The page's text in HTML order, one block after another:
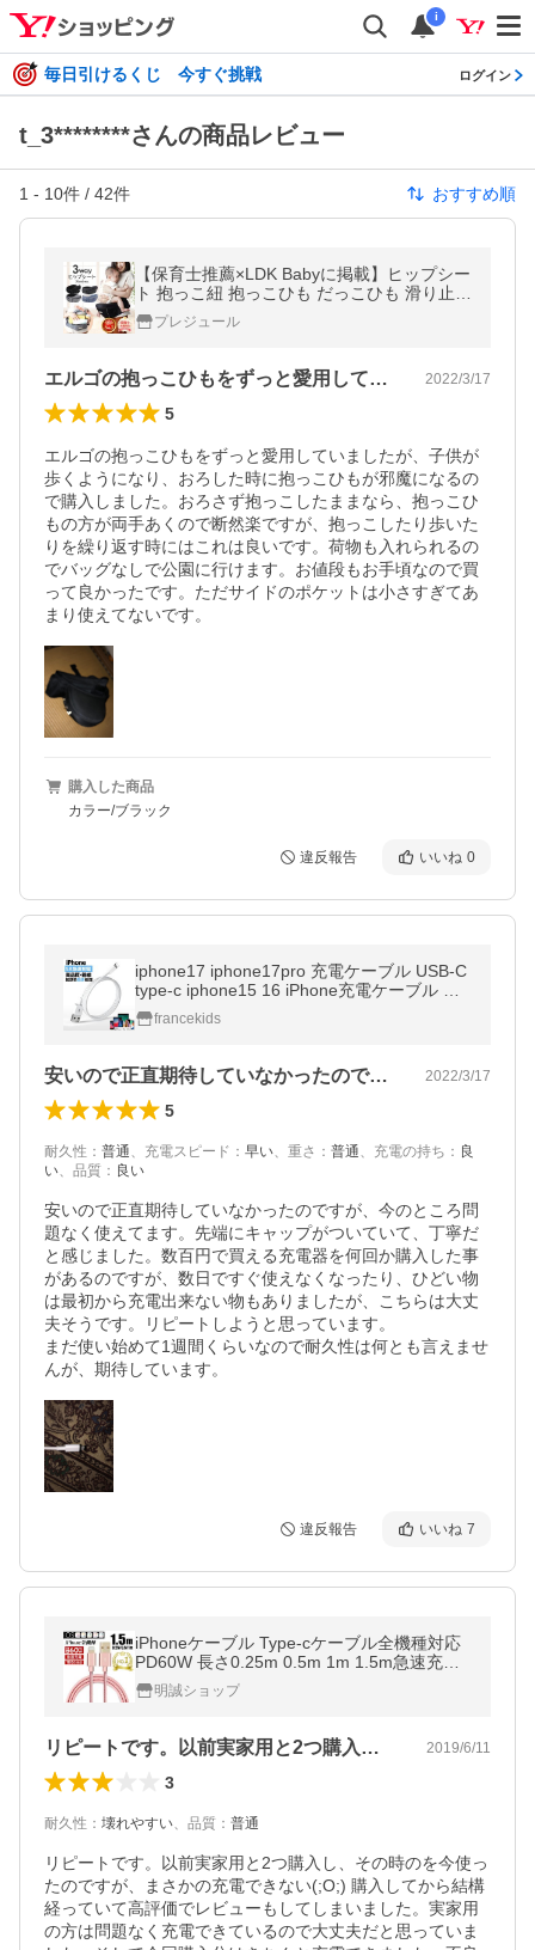
i
毎日引けるくじ 今すぐ挑戦 ログイン
t_3********さんの商品レビュー
1 - 10件 / 42件 おすすめ順
【保育士推薦×LDK Babyに掲載】ヒップシー
ト 抱っこ紐 抱っこひも だっこひも 滑り止め
付 ウエストポーチ 赤ちゃん プレジュール バ
ッグ プレジュール 爆買
プレジュール
エルゴの抱っこひもをずっと愛用していま… 2022/3/17
5
エルゴの抱っこひもをずっと愛用していましたが、子供が
歩くようになり、おろした時に抱っこひもが邪魔になるの
で購入しました。おろさず抱っこしたままなら、抱っこひ
もの方が両手あくので断然楽ですが、抱っこしたり歩いた
りを繰り返す時にはこれは良いです。荷物も入れられるの
でバッグなしで公園に行けます。お値段もお手頃なので買
って良かったです。ただサイドのポケットは小さすぎてあ
まり使えてないです。
購入した商品
カラー/ブラック
違反報告 いいね 0
iphone17 iphone17pro 充電ケーブル USB-C
type-c iphone15 16 iPhone充電ケーブル 高
品質Apple純正品と同じ長さ1m 断線防止 5A
急速充電 充電器ライトニング
francekids
安いので正直期待していなかったのですが… 2022/3/17
5
耐久性 ： 普通、 充電スピード ： 早い、 重さ ： 普通、 充電の持ち ： 良
い、 品質 ： 良い
安いので正直期待していなかったのですが、今のところ問
題なく使えてます。先端にキャップがついていて、丁寧だ
と感じました。数百円で買える充電器を何回か購入した事
があるのですが、数日ですぐ使えなくなったり、ひどい物
は最初から充電出来ない物もありましたが、こちらは大丈
夫そうです。リピートしようと思っています。
まだ使い始めて1週間くらいなので耐久性は何とも言えませ
んが、期待しています。
違反報告 いいね 7
iPhoneケーブル Type-cケーブル全機種対応
PD60W 長さ0.25m 0.5m 1m 1.5m急速充電
データ転送 iPad iPhone17 Air 16 15 14 13 1
2pro max SE 【PL保険済み安心】
明誠ショップ
リピートです。以前実家用と2つ購入し、… 2019/6/11
3
耐久性 ： 壊れやすい、 品質 ： 普通
リピートです。以前実家用と2つ購入し、その時のを今使っ
たのですが、まさかの充電できない(;O;) 購入してから結構
経っていて高評価でレビューもしてしまいました。実家用
の方は問題なく充電できているので大丈夫だと思っていま